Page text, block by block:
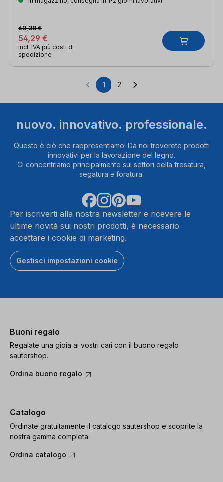
54,29 €
60,38 €
incl. IVA più costi di
spedizione
Pagina
1 Pagina
2
nuovo. innovativo. professionale.
Questo è ciò che rappresentiamo! Da noi troverete prodotti
innovativi per la lavorazione del legno.
Ci concentriamo principalmente sui settori della fresatura,
segatura e foratura.
Per iscriverti alla nostra newsletter e ricevere le
ultime novità sui nostri prodotti, è necessario
accettare i cookie di marketing.
Gestisci impostazioni cookie
Buoni regalo
Regalate una gioia ai vostri cari con il buono regalo
sautershop.
Ordina buono regalo
Catalogo
Ordinate gratuitamente il catalogo sautershop e scoprite la
nostra gamma completa.
Ordina catalogo